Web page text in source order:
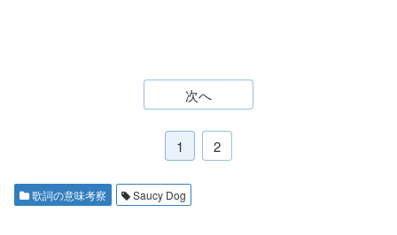
次へ
1 2
歌詞の意味考察 Saucy Dog